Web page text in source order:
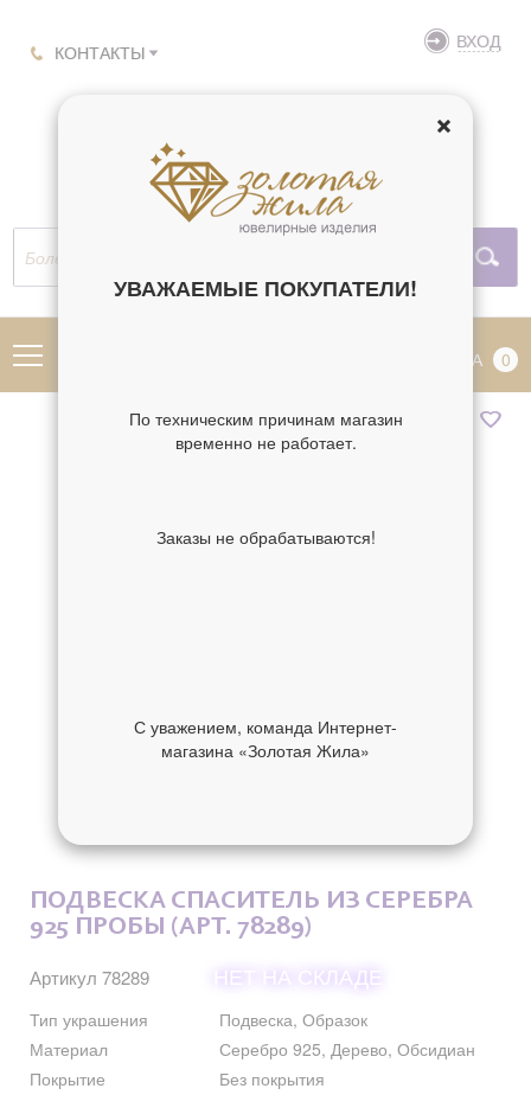
КОНТАКТЫ ВХОД
КОРЗИНА 0
ПОДВЕСКА СПАСИТЕЛЬ ИЗ СЕРЕБРА
925 ПРОБЫ (АРТ. 78289)
Артикул 78289 НЕТ НА СКЛАДЕ
Тип украшения
Подвеска, Образок
Материал
Серебро 925, Дерево, Обсидиан
Покрытие
Без покрытия
УВАЖАЕМЫЕ ПОКУПАТЕЛИ!
По техническим причинам магазин
временно не работает.
Заказы не обрабатываются!
С уважением, команда Интернет-
магазина «Золотая Жила»